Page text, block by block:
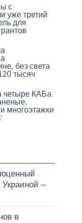
с
уже третий
для
без света
тысяч
четыре КАБа
многоэтажки
–
в